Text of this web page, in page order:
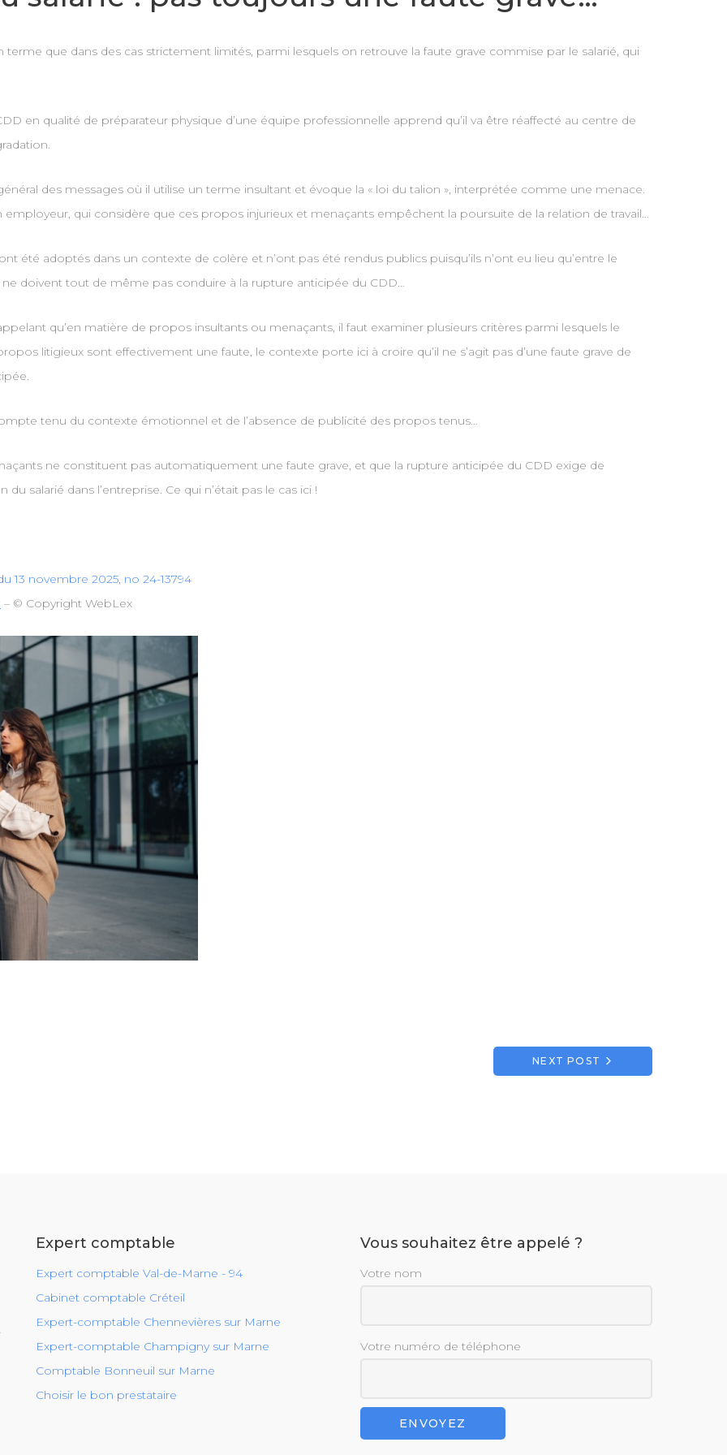
que dans des cas strictement limités, parmi lesquels on retrouve la faute grave commise par le salarié, qui
en qualité de préparateur physique d’une équipe professionnelle apprend qu’il va être réaffecté au centre de
des messages où il utilise un terme insultant et évoque la « loi du talion », interprétée comme une menace.
qui considère que ces propos injurieux et menaçants empêchent la poursuite de la relation de travail…
été adoptés dans un contexte de colère et n’ont pas été rendus publics puisqu’ils n’ont eu lieu qu’entre le
ne doivent tout de même pas conduire à la rupture anticipée du CDD…
qu’en matière de propos insultants ou menaçants, il faut examiner plusieurs critères parmi lesquels le
litigieux sont effectivement une faute, le contexte porte ici à croire qu’il ne s’agit pas d’une faute grave de
tenu du contexte émotionnel et de l’absence de publicité des propos tenus…
ne constituent pas automatiquement une faute grave, et que la rupture anticipée du CDD exige de
salarié dans l’entreprise. Ce qui n’était pas le cas ici !
13 novembre 2025, no 24-13794
– © Copyright WebLex
NEXT POST
Expert comptable
Expert comptable Val-de-Marne - 94
Cabinet comptable Créteil
Expert-comptable Chennevières sur Marne
Expert-comptable Champigny sur Marne
Comptable Bonneuil sur Marne
Choisir le bon prestataire
Vous souhaitez être appelé ?
Votre nom
Votre numéro de téléphone